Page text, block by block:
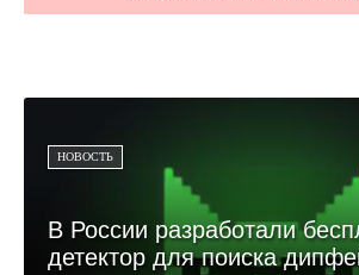
НОВОСТЬ
В России разработали
детектор для поиска